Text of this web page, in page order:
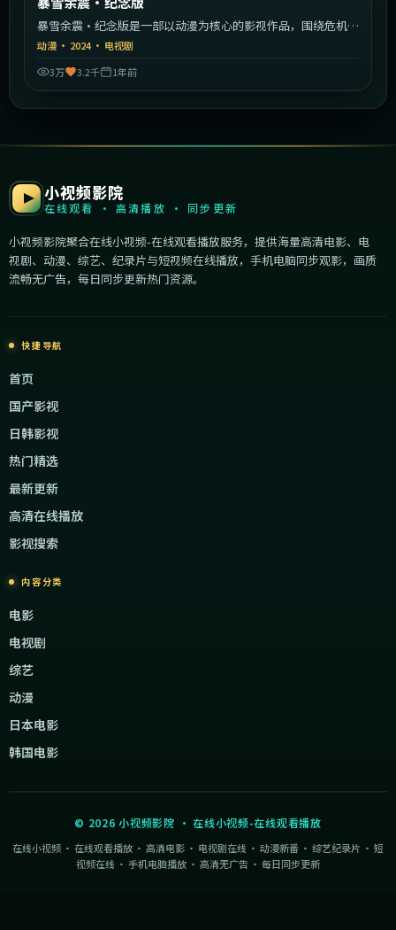
暴雪余震·纪念版是一部以动漫为核心的影视作品，围绕危机、
反转与人物成长展开，整体节奏紧凑，值得推荐观看。
动漫 · 2024· 电视剧
3万
3.2千 1年前
小视频影院
在线观看 · 高清播放 · 同步更新
小视频影院聚合在线小视频-在线观看播放服务，提供海量高清电影、电
视剧、动漫、综艺、纪录片与短视频在线播放，手机电脑同步观影，画质
流畅无广告，每日同步更新热门资源。
快捷导航
首页
国产影视
日韩影视
热门精选
最新更新
高清在线播放
影视搜索
内容分类
电影
电视剧
综艺
动漫
日本电影
韩国电影
© 2026 小视频影院 ·在线小视频-在线观看播放
在线小视频 · 在线观看播放 · 高清电影 · 电视剧在线 · 动漫新番 · 综艺纪录片 · 短
视频在线 · 手机电脑播放 · 高清无广告 · 每日同步更新